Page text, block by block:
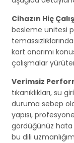
Cihazın Hiç
besleme ünitesi
kart onarımı
çalışmalar
Verimsiz
tıkanıklıkları, su
duruma sebep
yapısı,
gördüğünüz hata
bu dili